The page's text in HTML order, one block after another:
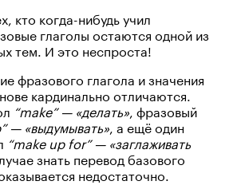
кто когда-нибудь учил
глаголы остаются одной из
тем. И это неспроста!
фразового глагола и значения
кардинально отличаются.
“make” — «делать», фразовый
— «выдумывать», а ещё один
“make up for” — «заглаживать
знать перевод базового
недостаточно.